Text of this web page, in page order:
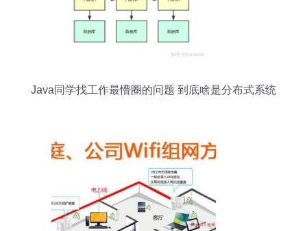
Java同学找工作最懵圈的问题 到底啥是分布式系统